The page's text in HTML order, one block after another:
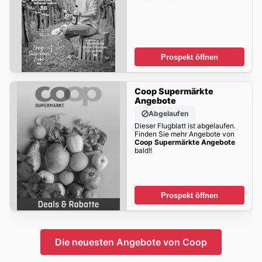
Prospekt öffnen
Coop Supermärkte
Angebote
Abgelaufen
Dieser Flugblatt ist abgelaufen.
Finden Sie mehr Angebote von
Coop Supermärkte Angebote
bald!!
Prospekt öffnen
Die neuesten Angebote von Coop